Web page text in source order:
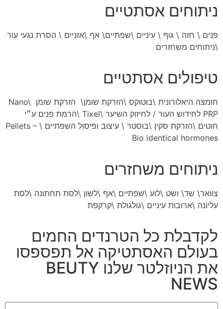
ניתוחים אסתטיים
פנים \ חזה \ גוף \ עיניים \שפתיים\ אף \אזניים \ הסרת נגעי עור
\ניתוחים משחזרים
טיפולים אסתטיים
חומצה היאלורונית \בוטוקס \הזרקת שומן\ הזרקת שומן Nano \
PRP לחידוש העור
/ לחיזוק השיער \
Tixel
\הרמת פנים ע״י
חוטים \הזרקת סקין \בוסטר \ עיצוב ופיסול השפתיים \ Pellets –
Bio identical hormones
ניתוחים משחזרים
צוואר\ שד\ ושט \לוע \שפתיים \אף \לשון \לסת תחתונה \לסת
עליונה \ארובות עיניים \גולגולת \קרקפת
לקדבלת כל הטרנדים החמים
בעולם האסתטיקה אל תפספסו
את הניוזלטר שלנו BEUTY
NEWS